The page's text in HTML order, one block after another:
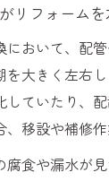
リフォーム
において、配
を大きく左右
していたり、
移設や補修
腐食や漏水が